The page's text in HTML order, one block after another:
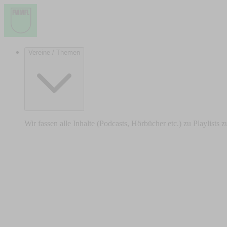
Vereine / Themen
Wir fassen alle Inhalte (Podcasts, Hörbücher etc.) zu Playlists